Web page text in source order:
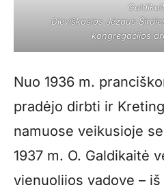
Dieviškosios Jėzaus
kongregacijos
Nuo 1936 m.
pradėjo dirbti ir
namuose veikusioje
1937 m. O. Galdikaitė
vienuolijos vadove –